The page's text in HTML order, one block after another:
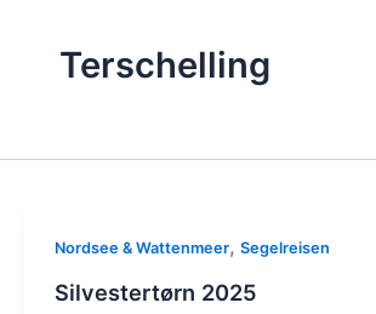
Terschelling
Nordsee & Wattenmeer, Segelreisen
Silvestertørn 2025